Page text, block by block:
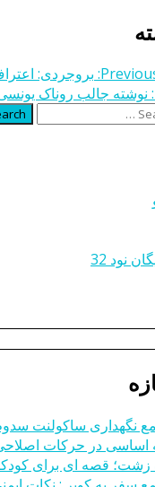
بروجردی:
نوشته جالب روناک
نود 32
نگهداری ساکولنت
اساسی در حرکات اصلاحی:
زشت؛ قصه ای برای